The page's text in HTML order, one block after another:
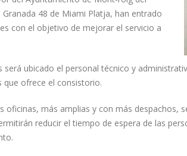
48 de Miami Platja, han entrado
con el objetivo de mejorar el servicio a
será ubicado el personal técnico y
que ofrece el consistorio.
oficinas, más amplias y con más despachos,
reducir el tiempo de espera de las